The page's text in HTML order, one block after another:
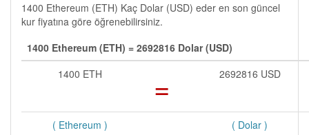
1400 Ethereum (ETH) Kaç Dolar (USD) eder en son güncel
kur fiyatına göre öğrenebilirsiniz.
1400 Ethereum (ETH) = 2692816 Dolar (USD)
1400 ETH
= 2692816 USD
( Ethereum ) ( Dolar )